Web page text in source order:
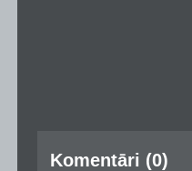
Komentāri (0)